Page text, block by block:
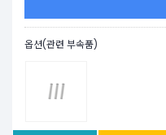
옵션(관련 부속품)